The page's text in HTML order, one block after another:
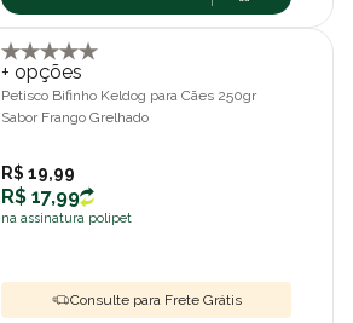
+ opções
Petisco Bifinho Keldog para Cães 250gr
Sabor Frango Grelhado
R$ 19,99
R$ 17,99
na assinatura polipet
Consulte para Frete Grátis